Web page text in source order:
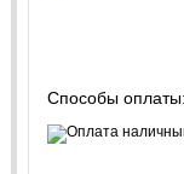
Способы оплаты: